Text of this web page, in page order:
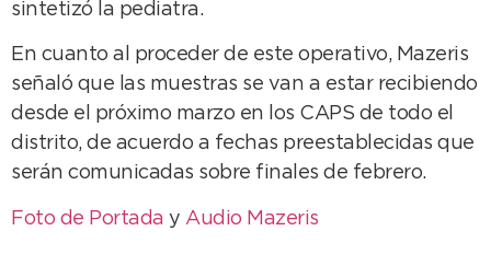
sintetizó la pediatra.
En cuanto al proceder de este operativo, Mazeris
señaló que las muestras se van a estar recibiendo
desde el próximo marzo en los CAPS de todo el
distrito, de acuerdo a fechas preestablecidas que
serán comunicadas sobre finales de febrero.
Foto de Portada y Audio Mazeris